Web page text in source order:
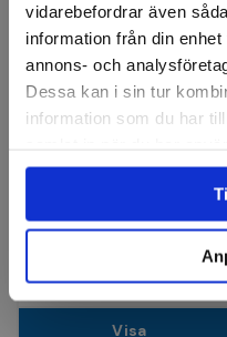
vidarebefordrar även
information från din
annons- och
Dessa kan i sin tur
information som du har
LESSMANN
250x60mm
Slut i lager
Visa